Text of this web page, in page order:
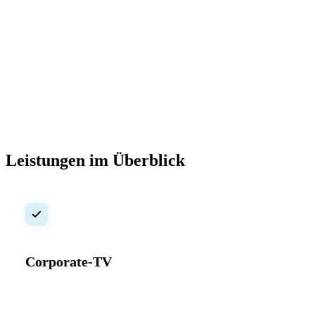
Leistungen im Überblick
Corporate-TV